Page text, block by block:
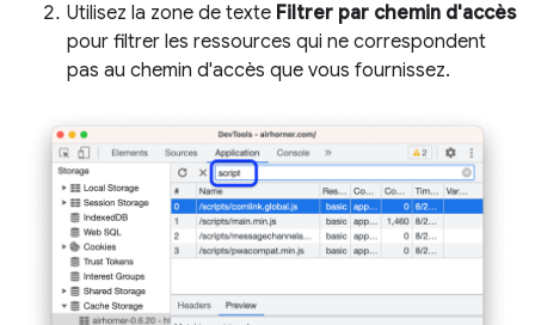
Utilisez la zone de texte Filtrer par chemin d'accès
pour filtrer les ressources qui ne correspondent
pas au chemin d'accès que vous fournissez.